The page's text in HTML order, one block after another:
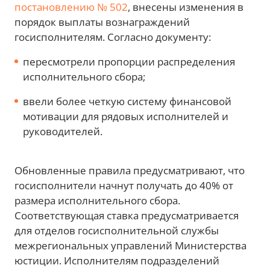
постановлению № 502, внесены изменения в
порядок выплаты вознаграждений
госисполнителям. Согласно документу:
пересмотрели пропорции распределения
исполнительного сбора;
ввели более четкую систему финансовой
мотивации для рядовых исполнителей и
руководителей.
Обновленные правила предусматривают, что
госисполнители начнут получать до 40% от
размера исполнительного сбора.
Соответствующая ставка предусматривается
для отделов госисполнительной службы
межрегиональных управлений Министерства
юстиции. Исполнителям подразделений